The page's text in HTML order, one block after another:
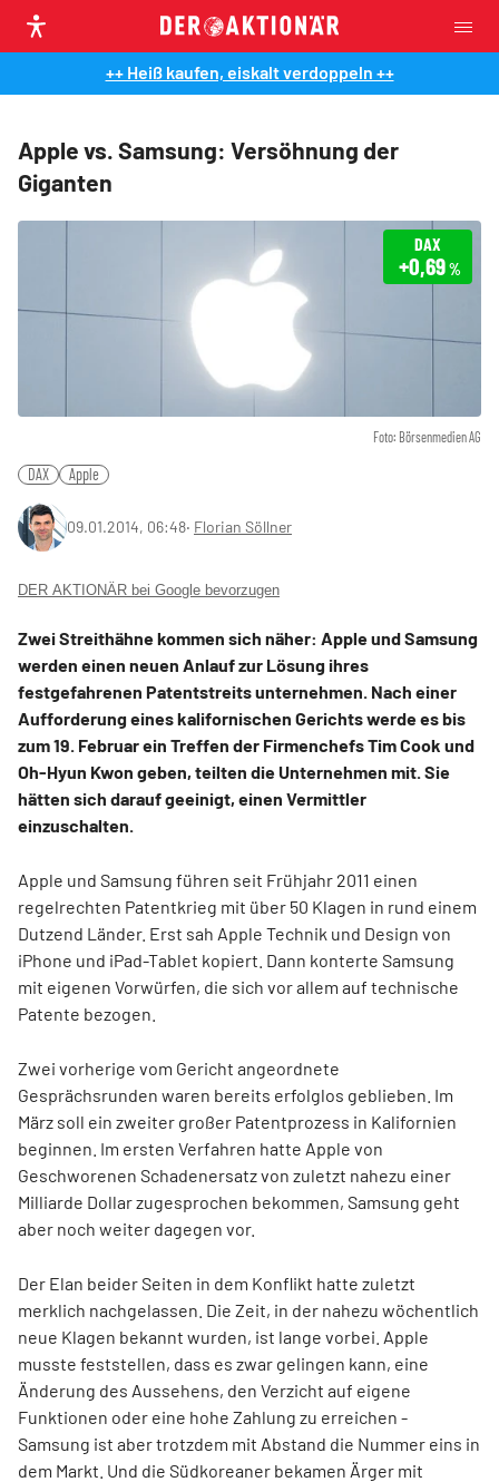
++ Heiß kaufen, eiskalt verdoppeln ++
Apple vs. Samsung: Versöhnung der
Giganten
Foto: Börsenmedien AG
DAX
+0,69%
DAX Apple
09.01.2014, 06:48‧ Florian Söllner
DER AKTIONÄR bei Google bevorzugen
Zwei Streithähne kommen sich näher: Apple und Samsung
werden einen neuen Anlauf zur Lösung ihres
festgefahrenen Patentstreits unternehmen. Nach einer
Aufforderung eines kalifornischen Gerichts werde es bis
zum 19. Februar ein Treffen der Firmenchefs Tim Cook und
Oh-Hyun Kwon geben, teilten die Unternehmen mit. Sie
hätten sich darauf geeinigt, einen Vermittler
einzuschalten.
Apple und Samsung führen seit Frühjahr 2011 einen
regelrechten Patentkrieg mit über 50 Klagen in rund einem
Dutzend Länder. Erst sah Apple Technik und Design von
iPhone und iPad-Tablet kopiert. Dann konterte Samsung
mit eigenen Vorwürfen, die sich vor allem auf technische
Patente bezogen.
Zwei vorherige vom Gericht angeordnete
Gesprächsrunden waren bereits erfolglos geblieben. Im
März soll ein zweiter großer Patentprozess in Kalifornien
beginnen. Im ersten Verfahren hatte Apple von
Geschworenen Schadenersatz von zuletzt nahezu einer
Milliarde Dollar zugesprochen bekommen, Samsung geht
aber noch weiter dagegen vor.
Der Elan beider Seiten in dem Konflikt hatte zuletzt
merklich nachgelassen. Die Zeit, in der nahezu wöchentlich
neue Klagen bekannt wurden, ist lange vorbei. Apple
musste feststellen, dass es zwar gelingen kann, eine
Änderung des Aussehens, den Verzicht auf eigene
Funktionen oder eine hohe Zahlung zu erreichen -
Samsung ist aber trotzdem mit Abstand die Nummer eins in
dem Markt. Und die Südkoreaner bekamen Ärger mit